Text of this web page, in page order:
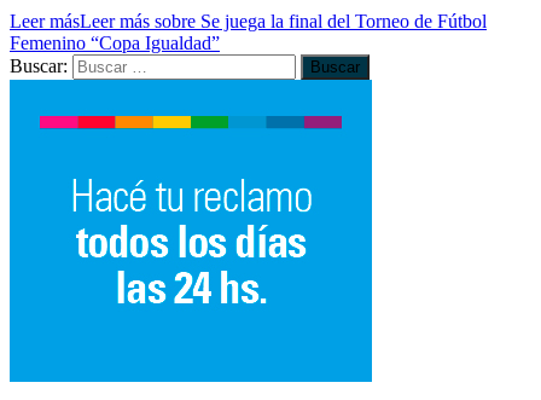
Leer másLeer más sobre Se juega la final del Torneo de Fútbol
Femenino “Copa Igualdad”
Buscar: